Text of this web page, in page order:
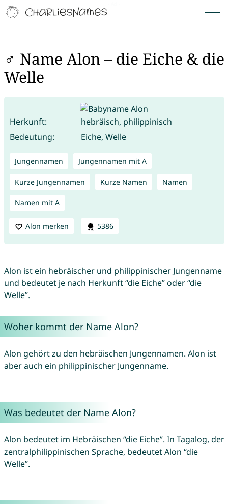
♂ Name Alon – die Eiche & die
Welle
Herkunft:
hebräisch, philippinisch
Bedeutung:
Eiche, Welle
Jungennamen Jungennamen mit A
Kurze Jungennamen Kurze Namen Namen
Namen mit A
Alon merken 5386
Alon ist ein hebräischer und philippinischer Jungenname
und bedeutet je nach Herkunft “die Eiche” oder “die
Welle”.
Woher kommt der Name Alon?
Alon gehört zu den hebräischen Jungennamen. Alon ist
aber auch ein philippinischer Jungenname.
Was bedeutet der Name Alon?
Alon bedeutet im Hebräischen “die Eiche”. In Tagalog, der
zentralphilippinischen Sprache, bedeutet Alon “die
Welle”.